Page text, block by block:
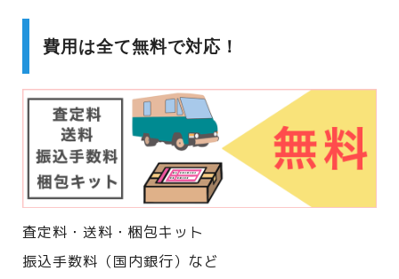
費用は全て無料で対応！
査定料・送料・梱包キット
振込手数料（国内銀行）など